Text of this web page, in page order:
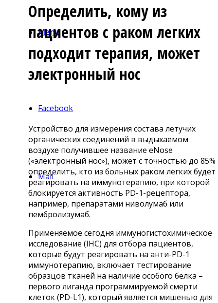
Menu
Facebook
Mail
Определить, кому из
пациентов с раком легких
подходит терапия, может
электронный нос
Устройство для измерения состава летучих
органических соединений в выдыхаемом
воздухе получившее название eNose
(«электронный нос»), может с точностью до 85%
определить, кто из больных раком легких будет
реагировать на иммунотерапию, при которой
блокируется активность PD-1-рецептора,
например, препаратами ниволумаб или
пембролизумаб.
Применяемое сегодня иммуногистохимическое
исследование (IHC) для отбора пациентов,
которые будут реагировать на анти-PD-1
иммунотерапию, включает тестирование
образцов тканей на наличие особого белка ­–
первого лиганда программируемой смерти
клеток (PD-L1), который является мишенью для